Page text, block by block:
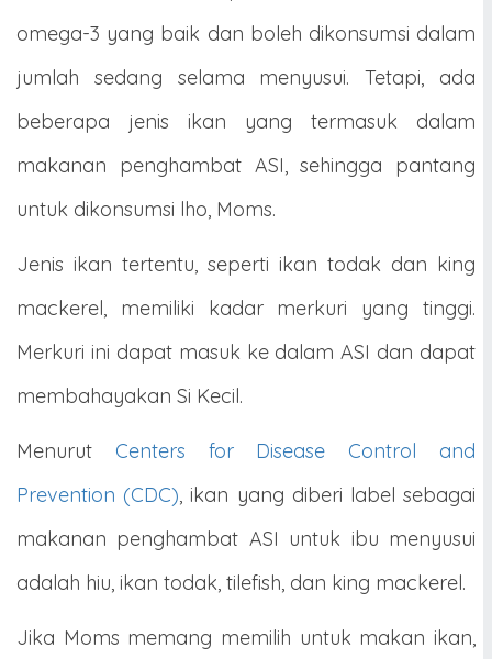
omega-3 yang baik dan boleh dikonsumsi dalam
jumlah sedang selama menyusui. Tetapi, ada
beberapa jenis ikan yang termasuk dalam
makanan penghambat ASI, sehingga pantang
untuk dikonsumsi lho, Moms.
Jenis ikan tertentu, seperti ikan todak dan king
mackerel, memiliki kadar merkuri yang tinggi.
Merkuri ini dapat masuk ke dalam ASI dan dapat
membahayakan Si Kecil.
Menurut Centers for Disease Control and
Prevention (CDC), ikan yang diberi label sebagai
makanan penghambat ASI untuk ibu menyusui
adalah hiu, ikan todak, tilefish, dan king mackerel.
Jika Moms memang memilih untuk makan ikan,